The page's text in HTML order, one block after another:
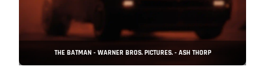
THE BATMAN - WARNER BROS. PICTURES. - ASH THORP